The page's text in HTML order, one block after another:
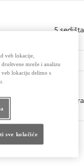
5 sedišta
669 litara
veb lokacije,
mreže i analizu
veb lokaciju delimo s
sve kolačiće